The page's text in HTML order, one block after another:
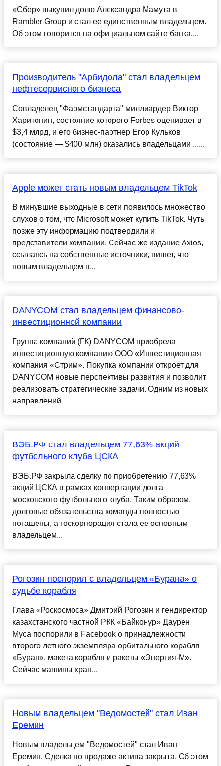
«Сбер» выкупил долю Александра Мамута в
Rambler Group и стал ее единственным владельцем.
Об этом говорится на официальном сайте банка....
Производитель "Арбидола" стал владельцем
нефтесервисного бизнеса
Совладелец "Фармстандарта" миллиардер Виктор
Харитонин, состояние которого Forbes оценивает в
$3,4 млрд, и его бизнес-партнер Егор Кульков
(состояние — $400 млн) оказались владельцами ......
Apple может стать новым владельцем TikTok
В минувшие выходные в сети появилось множество
слухов о том, что Microsoft может купить TikTok. Чуть
позже эту информацию подтвердили и
представители компании. Сейчас же издание Axios,
ссылаясь на собственные источники, пишет, что
новым владельцем п...
DANYCOM стал владельцем финансово-
инвестиционной компании
Группа компаний (ГК) DANYCOM приобрела
инвестиционную компанию ООО «Инвестиционная
компания «Стрим». Покупка компании откроет для
DANYCOM новые перспективы развития и позволит
реализовать стратегические задачи. Одним из новых
направлений ......
ВЭБ.РФ стал владельцем 77,63% акций
футбольного клуба ЦСКА
ВЭБ.РФ закрыла сделку по приобретению 77,63%
акций ЦСКА в рамках конвертации долга
московского футбольного клуба. Таким образом,
долговые обязательства команды полностью
погашены, а госкорпорация стала ее основным
владельцем...
Рогозин поспорил с владельцем «Бурана» о
судьбе корабля
Глава «Роскосмоса» Дмитрий Рогозин и гендиректор
казахстанского частной РКК «Байконур» Даурен
Муса поспорили в Facebook о принадлежности
второго летного экземпляра орбитального корабля
«Буран», макета корабля и ракеты «Энергия-М».
Сейчас машины хран...
Новым владельцем "Ведомостей" стал Иван
Еремин
Новым владельцем "Ведомостей" стал Иван
Еремин. Сделка по продаже актива закрыта. Об этом